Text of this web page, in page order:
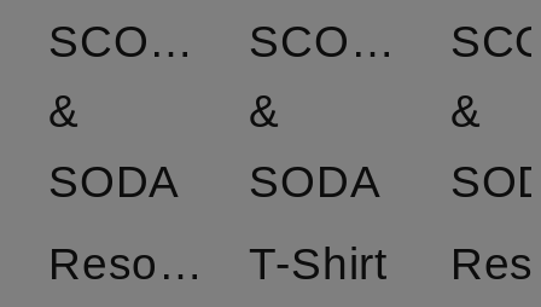
SCOTCH
&
SODA
Resorthemd
SCOTCH
&
SODA
T-Shirt
&